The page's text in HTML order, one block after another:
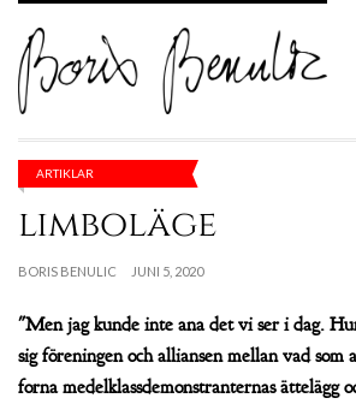
ARTIKLAR
limboläge
BORIS BENULIC JUNI 5, 2020
"Men jag kunde inte ana det vi ser i dag.
sig föreningen och alliansen mellan vad som
forna medelklassdemonstranternas ättelägg